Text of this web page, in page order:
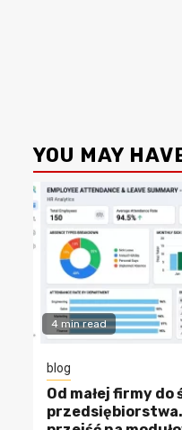
YOU MAY
4 min read
blog
Od małej firmy